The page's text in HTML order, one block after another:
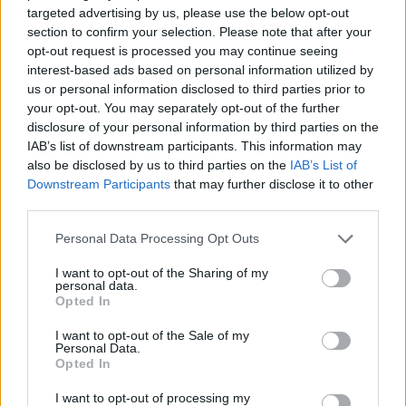
targeted advertising by us, please use the below opt-out
section to confirm your selection. Please note that after your
opt-out request is processed you may continue seeing
interest-based ads based on personal information utilized by
us or personal information disclosed to third parties prior to
your opt-out. You may separately opt-out of the further
disclosure of your personal information by third parties on the
IAB’s list of downstream participants. This information may
also be disclosed by us to third parties on the IAB’s List of
Downstream Participants that may further disclose it to other
Please note that this website/app uses one or more Google
not limited to your visit or usage behaviour. You may click to
grant or deny consent to Google and its third-party tags to
use your data for below specified purposes in below Google
consent section.
Personal Data Processing Opt Outs
I want to opt-out of the Sharing of my
personal data.
Opted In
I want to opt-out of the Sale of my
Personal Data.
Opted In
I want to opt-out of processing my
következőt mondta:
„Amennyiben annak az illetőnek
olyan képességei vannak,
amelyek veszélyeztetik Izrael
polgárait, akkor véget kell vetni a
létezésének.”
A több mint száz útlevéllel rendelkező és
több mint száz ügynököt a Tzomet
csoporton keresztül beszervező Cohen,
szakmai és magánéletéről beszélve elmesélte,
hogy fiatalemberként a brit titkosszolgálat
„Callan” tévésorozata ihlette meg, és